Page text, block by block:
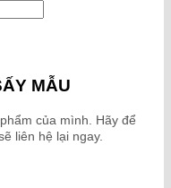
MẪU
của mình. Hãy để
liên hệ lại ngay.